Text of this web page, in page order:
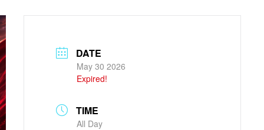
DATE
May 30 2026
Expired!
TIME
All Day